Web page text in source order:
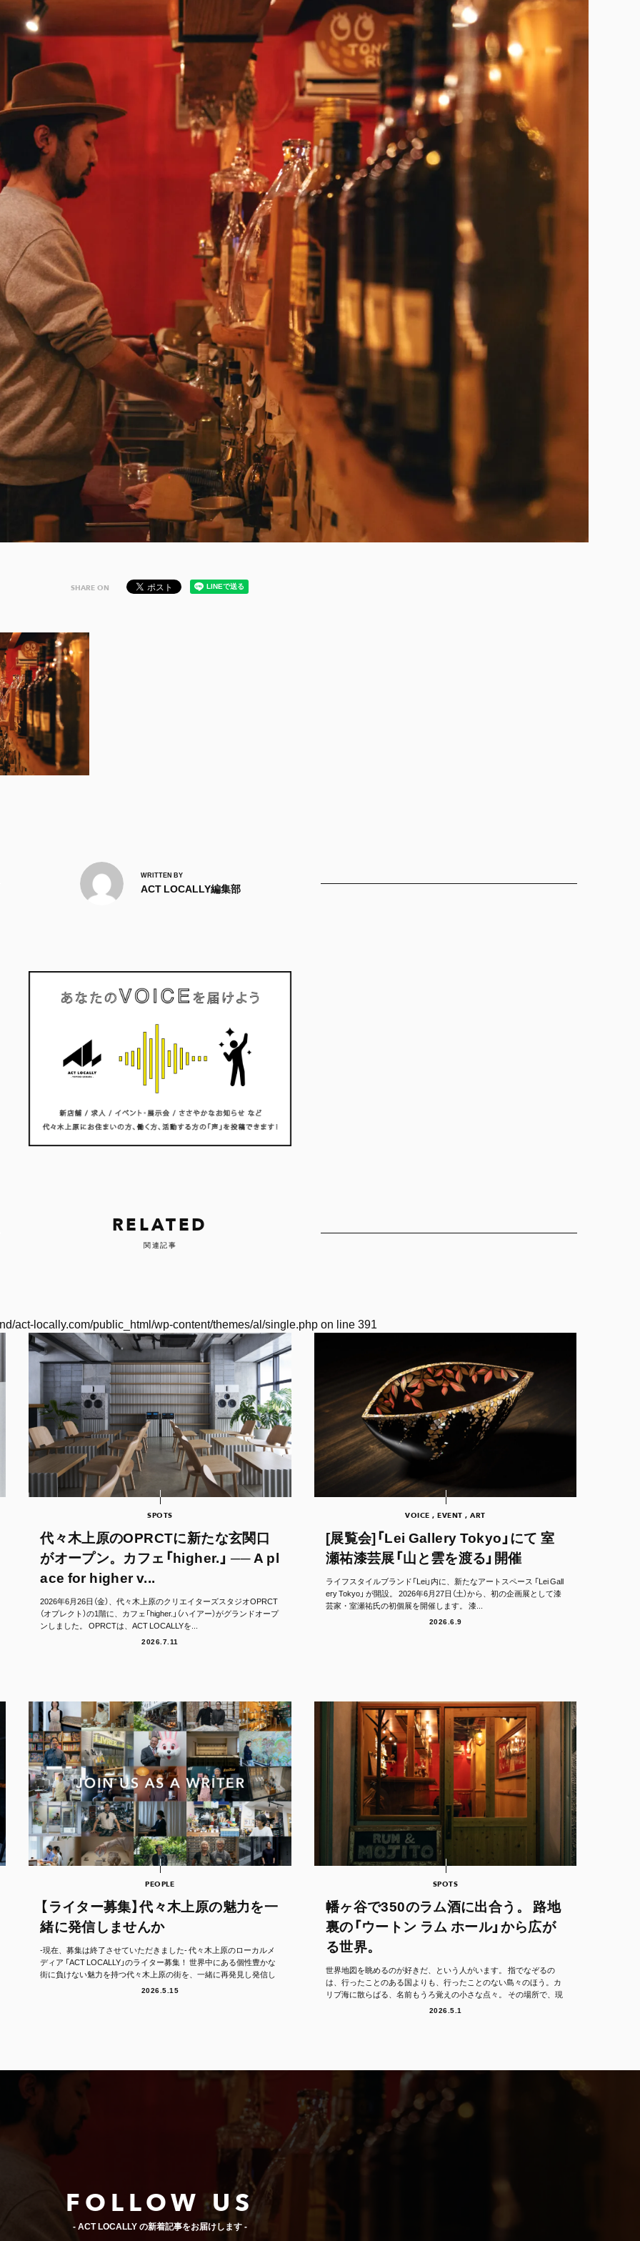
SHARE ON
WRITTEN BY
ACT LOCALLY編集部
RELATED
関連記事
act-locally.com/public_html/wp-content/themes/al/single.phpon line391
SPOTS
代々木上原のOPRCTに新たな玄関口
がオープン。カフェ「higher.」 ── A pl
ace for higher v...
2026年6月26日（金）、代々木上原のクリエイターズスタジオOPRCT
（オプレクト）の1階に、カフェ「higher.」（ハイアー）がグランドオープ
ンしました。 OPRCTは、ACT LOCALLYを...
2026.7.11
VOICE , EVENT , ART
[展覧会]「Lei Gallery Tokyo」にて 室
瀬祐漆芸展「山と雲を渡る」開催
ライフスタイルブランド「Lei」内に、新たなアートスペース 「Lei Gall
ery Tokyo」 が開設。 2026年6月27日（土）から、初の企画展として漆
芸家・室瀬祐氏の初個展を開催します。 漆...
2026.6.9
PEOPLE
【ライター募集】代々木上原の魅力を一
緒に発信しませんか
-現在、募集は終了させていただきました- 代々木上原のローカルメ
ディア 「ACT LOCALLY」のライター募集！ 世界中にある個性豊かな
街に負けない魅力を持つ代々木上原の街を、一緒に再発見し発信し
2026.5.15
SPOTS
幡ヶ谷で350のラム酒に出合う。 路地
裏の「ウートン ラム ホール」から広が
る世界。
世界地図を眺めるのが好きだ、という人がいます。 指でなぞるの
は、行ったことのある国よりも、行ったことのない島々のほう。カ
リブ海に散らばる、名前もうろ覚えの小さな点々。 その場所で、現
2026.5.1
FOLLOW US
- ACT LOCALLY の新着記事をお届けします -